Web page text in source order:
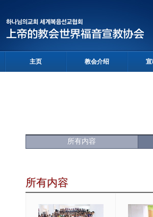
主页 教会介绍 宣
所有内容
所有内容